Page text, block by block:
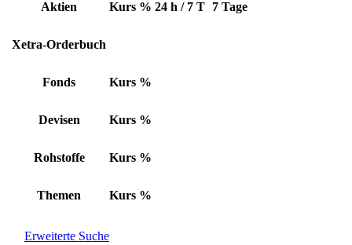
Aktien Kurs % 24 h / 7 T 7 Tage
Xetra-Orderbuch
Fonds Kurs %
Devisen Kurs %
Rohstoffe Kurs %
Themen Kurs %
Erweiterte Suche